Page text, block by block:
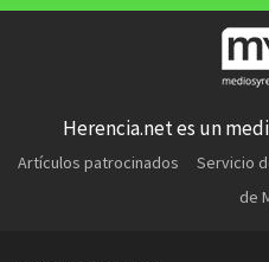
Herencia.net es un
Artículos patrocinados Servicio
de